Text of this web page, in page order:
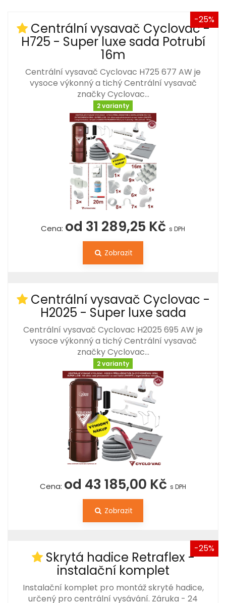
-25%
Centrální vysavač Cyclovac -
H725 - Super luxe sada Potrubí
16m
Centrální vysavač Cyclovac H725 677 AW je
vysoce výkonný a tichý Centrální vysavač
značky Cyclovac…
2 varianty
Cena: od 31 289,25 Kč s DPH
Zobrazit
Centrální vysavač Cyclovac -
H2025 - Super luxe sada
Centrální vysavač Cyclovac H2025 695 AW je
vysoce výkonný a tichý Centrální vysavač
značky Cyclovac…
2 varianty
Cena: od 43 185,00 Kč s DPH
Zobrazit
-25%
Skrytá hadice Retraflex -
instalační komplet
Instalační komplet pro montáž skryté hadice,
určený pro centrální vysávání. Záruka - 24